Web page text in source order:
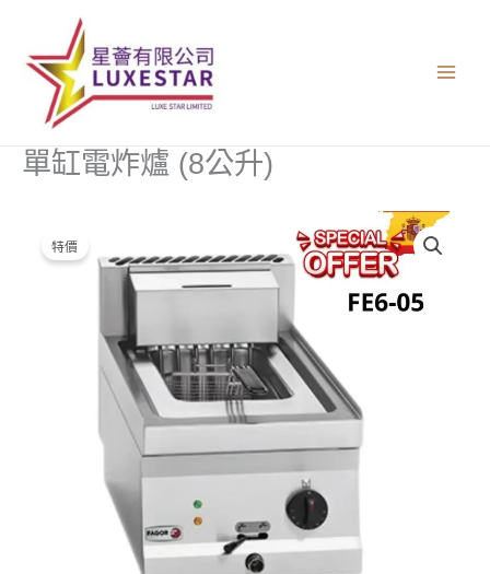
單缸電炸爐 (8公升)
特價
始
格：
$8,400.00。
前
格：
$3,000.00。